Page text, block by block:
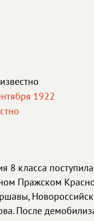
1922
8 класса
Пражском
После